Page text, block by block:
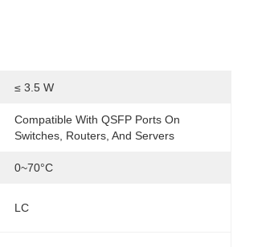
≤ 3.5 W
Compatible With QSFP Ports On
Switches, Routers, And Servers
0~70°C
LC